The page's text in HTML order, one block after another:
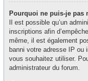
Pourquoi ne puis-je pas
Il est possible qu’un
inscriptions afin
même, il est également
banni votre adresse IP ou
vous souhaitez utiliser.
administrateur du forum.